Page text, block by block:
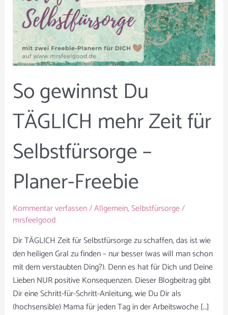
So gewinnst Du
TÄGLICH mehr Zeit für
Selbstfürsorge –
Planer-Freebie
Kommentar verfassen/Allgemein,Selbstfürsorge/
mrsfeelgood
Dir TÄGLICH Zeit für Selbstfürsorge zu schaffen, das ist wie
den heiligen Gral zu finden – nur besser (was will man schon
mit dem verstaubten Ding?). Denn es hat für Dich und Deine
Lieben NUR positive Konsequenzen. Dieser Blogbeitrag gibt
Dir eine Schritt-für-Schritt-Anleitung, wie Du Dir als
(hochsensible) Mama für jeden Tag in der Arbeitswoche […]